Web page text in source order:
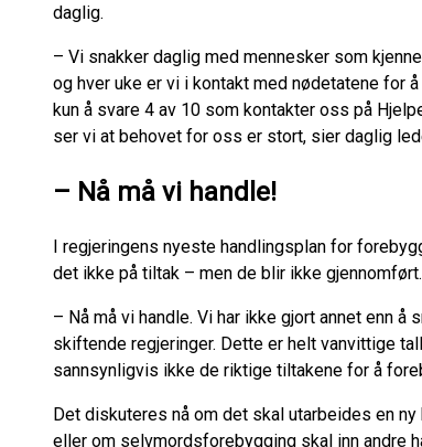
daglig.
– Vi snakker daglig med mennesker som
og hver uke er vi i kontakt med nødetatene for
kun å svare 4 av 10 som kontakter oss på
ser vi at behovet for oss er stort, sier daglig
– Nå må vi handle!
I regjeringens nyeste handlingsplan for
det ikke på tiltak – men de blir ikke gjennomført.
– Nå må vi handle. Vi har ikke gjort annet enn
skiftende regjeringer. Dette er helt vanvittige
sannsynligvis ikke de riktige tiltakene for å
Det diskuteres nå om det skal utarbeides en
eller om selvmordsforebygging skal inn andre